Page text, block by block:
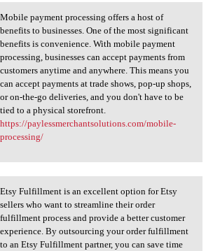
payment processing
Mobile payment processing offers a host of
benefits to businesses. One of the most significant
benefits is convenience. With mobile payment
processing, businesses can accept payments from
customers anytime and anywhere. This means you
can accept payments at trade shows, pop-up shops,
or on-the-go deliveries, and you don't have to be
tied to a physical storefront.
https://paylessmerchantsolutions.com/mobile-
processing/
Fulfillment is an
Etsy Fulfillment is an excellent option for Etsy
sellers who want to streamline their order
fulfillment process and provide a better customer
experience. By outsourcing your order fulfillment
to an Etsy Fulfillment partner, you can save time